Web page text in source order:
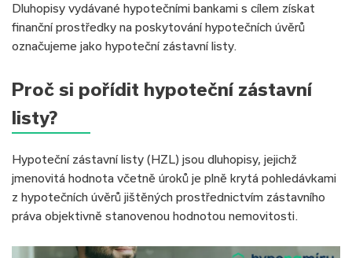
Dluhopisy vydávané hypotečními bankami s cílem získat
finanční prostředky na poskytování hypotečních úvěrů
označujeme jako hypoteční zástavní listy.
Proč si pořídit hypoteční zástavní
listy?
Hypoteční zástavní listy (HZL) jsou dluhopisy, jejichž
jmenovitá hodnota včetně úroků je plně krytá pohledávkami
z hypotečních úvěrů jištěných prostřednictvím zástavního
práva objektivně stanovenou hodnotou nemovitosti.